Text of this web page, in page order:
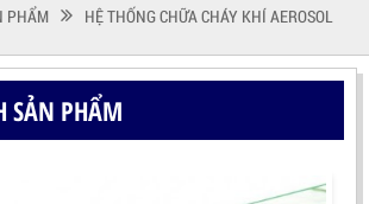
PHẨM HỆ THỐNG CHỮA CHÁY KHÍ AEROSOL
SẢN PHẨM